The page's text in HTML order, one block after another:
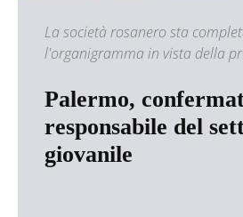
La società rosanero sta
l'organigramma in vista della
Palermo,
responsabile del
giovanile